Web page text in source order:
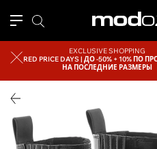
EXCLUSIVE SHOPPING
RED PRICE DAYS |ДО -50% + 10% ПО
НА ПОСЛЕДНИЕ РАЗМЕРЫ